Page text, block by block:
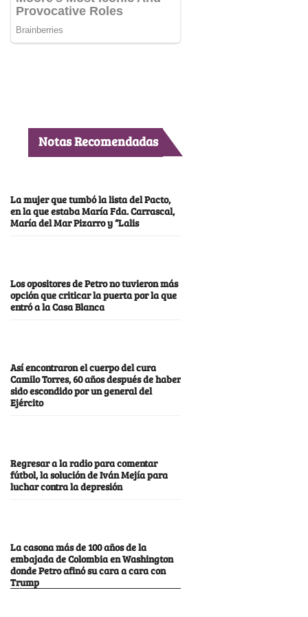
Notas Recomendadas
La mujer que tumbó la lista del Pacto,
en la que estaba María Fda. Carrascal,
María del Mar Pizarro y “Lalis
Los opositores de Petro no tuvieron más
opción que criticar la puerta por la que
entró a la Casa Blanca
Así encontraron el cuerpo del cura
Camilo Torres, 60 años después de haber
sido escondido por un general del
Ejército
Regresar a la radio para comentar
fútbol, la solución de Iván Mejía para
luchar contra la depresión
La casona más de 100 años de la
embajada de Colombia en Washington
donde Petro afinó su cara a cara con
Trump